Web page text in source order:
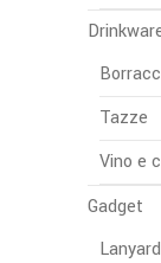
Tazze
Vino e
Gadget
Lanyard